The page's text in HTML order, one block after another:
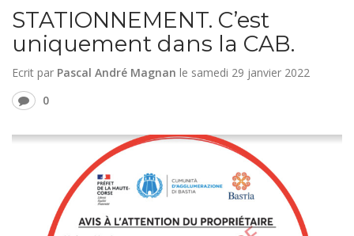
STATIONNEMENT. C’est
uniquement dans la CAB.
Ecrit par Pascal André Magnan le samedi 29 janvier 2022
0